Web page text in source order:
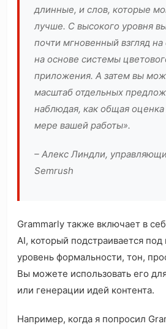
длинные, и слов, которые
лучше. С высокого уровня
почти мгновенный взгляд
на основе системы
приложения. А затем вы
масштаб отдельных
наблюдая, как общая
мере вашей работы».
– Алекс Линдли,
Semrush
Grammarly также включает в
AI, который подстраивается
уровень формальности, тон,
Вы можете использовать его
или генерации идей контента.
Например, когда я попросил